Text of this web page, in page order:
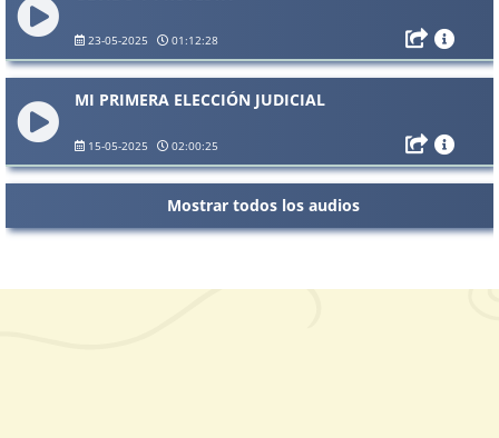
23-05-2025 01:12:28
MI PRIMERA ELECCIÓN JUDICIAL
15-05-2025 02:00:25
Mostrar todos los audios